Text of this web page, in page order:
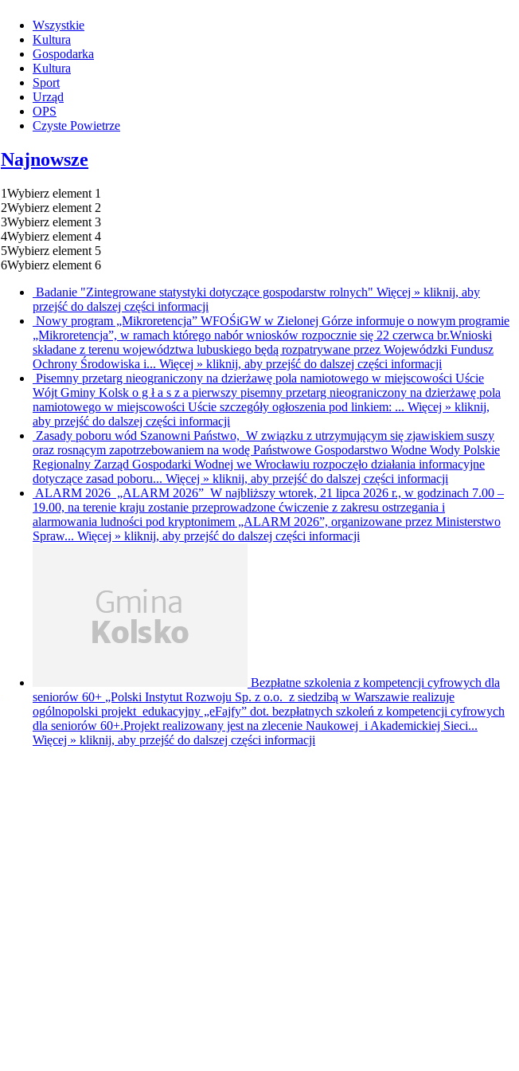
Wszystkie
Kultura
Gospodarka
Kultura
Sport
Urząd
OPS
Czyste Powietrze
Najnowsze
1Wybierz element 1
2Wybierz element 2
3Wybierz element 3
4Wybierz element 4
5Wybierz element 5
6Wybierz element 6
Badanie "Zintegrowane statystyki dotyczące gospodarstw rolnych" Więcej » kliknij, aby
przejść do dalszej części informacji
Nowy program „Mikroretencja” WFOŚiGW w Zielonej Górze informuje o nowym programie
„Mikroretencja”, w ramach którego nabór wniosków rozpocznie się 22 czerwca br.Wnioski
składane z terenu województwa lubuskiego będą rozpatrywane przez Wojewódzki Fundusz
Ochrony Środowiska i... Więcej » kliknij, aby przejść do dalszej części informacji
Pisemny przetarg nieograniczony na dzierżawę pola namiotowego w miejscowości Uście
Wójt Gminy Kolsk o g ł a s z a pierwszy pisemny przetarg nieograniczony na dzierżawę pola
namiotowego w miejscowości Uście szczegóły ogłoszenia pod linkiem: ... Więcej » kliknij,
aby przejść do dalszej części informacji
Zasady poboru wód Szanowni Państwo, W związku z utrzymującym się zjawiskiem suszy
oraz rosnącym zapotrzebowaniem na wodę Państwowe Gospodarstwo Wodne Wody Polskie
Regionalny Zarząd Gospodarki Wodnej we Wrocławiu rozpoczęło działania informacyjne
dotyczące zasad poboru... Więcej » kliknij, aby przejść do dalszej części informacji
ALARM 2026 „ALARM 2026” W najbliższy wtorek, 21 lipca 2026 r., w godzinach 7.00 –
19.00, na terenie kraju zostanie przeprowadzone ćwiczenie z zakresu ostrzegania i
alarmowania ludności pod kryptonimem „ALARM 2026”, organizowane przez Ministerstwo
Spraw... Więcej » kliknij, aby przejść do dalszej części informacji
Bezpłatne szkolenia z kompetencji cyfrowych dla
seniorów 60+ „Polski Instytut Rozwoju Sp. z o.o. z siedzibą w Warszawie realizuje
ogólnopolski projekt edukacyjny „eFajfy” dot. bezpłatnych szkoleń z kompetencji cyfrowych
dla seniorów 60+.Projekt realizowany jest na zlecenie Naukowej i Akademickiej Sieci...
Więcej » kliknij, aby przejść do dalszej części informacji